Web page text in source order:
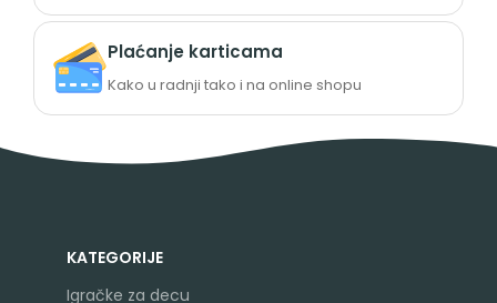
Plaćanje karticama
Kako u radnji tako i na online shopu
KATEGORIJE
Igračke za decu